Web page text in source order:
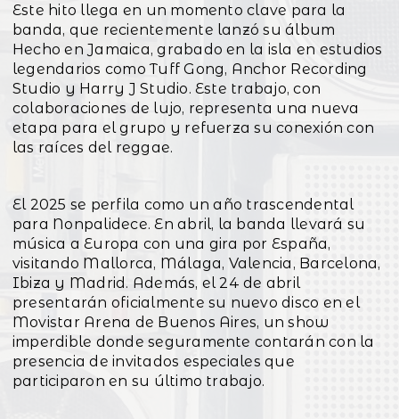
Este hito llega en un momento clave para la
banda, que recientemente lanzó su álbum
Hecho en Jamaica, grabado en la isla en estudios
legendarios como Tuff Gong, Anchor Recording
Studio y Harry J Studio. Este trabajo, con
colaboraciones de lujo, representa una nueva
etapa para el grupo y refuerza su conexión con
las raíces del reggae.
El 2025 se perfila como un año trascendental
para Nonpalidece. En abril, la banda llevará su
música a Europa con una gira por España,
visitando Mallorca, Málaga, Valencia, Barcelona,
Ibiza y Madrid. Además, el 24 de abril
presentarán oficialmente su nuevo disco en el
Movistar Arena de Buenos Aires, un show
imperdible donde seguramente contarán con la
presencia de invitados especiales que
participaron en su último trabajo.